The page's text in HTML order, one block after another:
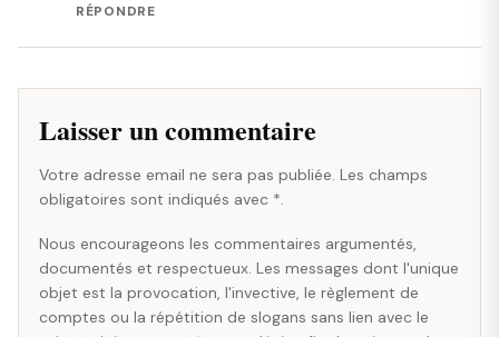
RÉPONDRE
Laisser un commentaire
Votre adresse email ne sera pas publiée. Les champs
obligatoires sont indiqués avec *.
Nous encourageons les commentaires argumentés,
documentés et respectueux. Les messages dont l'unique
objet est la provocation, l'invective, le règlement de
comptes ou la répétition de slogans sans lien avec le